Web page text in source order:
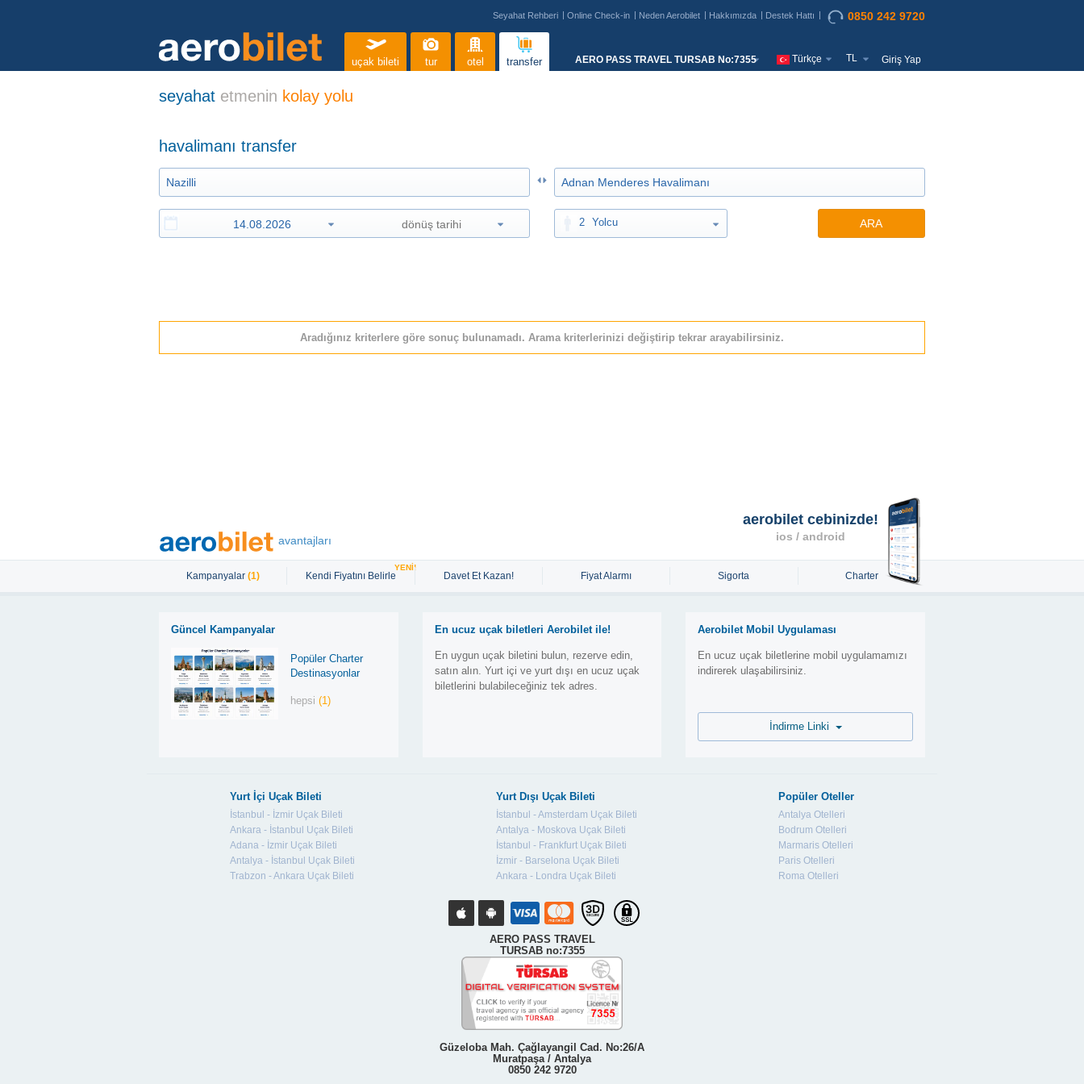
Seyahat Rehberi Online Check-in Neden Aerobilet Hakkımızda Destek Hattı 0850 242 9720
uçak bileti tur otel transfer AERO PASS TRAVEL TURSAB No:7355 Türkçe TL Giriş Yap
seyahat etmenin kolay yolu
havalimanı transfer
2 Yolcu ARA
Aradığınız kriterlere göre sonuç bulunamadı. Arama kriterlerinizi değiştirip tekrar arayabilirsiniz.
avantajları
Kampanyalar (1) Kendi Fiyatını Belirle
YENİ!
Davet Et Kazan! Fiyat Alarmı Sigorta Charter
Güncel Kampanyalar
Popüler Charter
Destinasyonlar
hepsi(1)
En ucuz uçak biletleri Aerobilet ile!
En uygun uçak biletini bulun, rezerve edin,
satın alın. Yurt içi ve yurt dışı en ucuz uçak
biletlerini bulabileceğiniz tek adres.
aerobilet cebinizde!
ios / android
Aerobilet Mobil Uygulaması
En ucuz uçak biletlerine mobil uygulamamızı
indirerek ulaşabilirsiniz.
Yurt İçi Uçak Bileti
İstanbul - İzmir Uçak Bileti
Ankara - İstanbul Uçak Bileti
Adana - İzmir Uçak Bileti
Antalya - İstanbul Uçak Bileti
Trabzon - Ankara Uçak Bileti
Yurt Dışı Uçak Bileti
İstanbul - Amsterdam Uçak Bileti
Antalya - Moskova Uçak Bileti
İstanbul - Frankfurt Uçak Bileti
İzmir - Barselona Uçak Bileti
Ankara - Londra Uçak Bileti
Popüler Oteller
Antalya Otelleri
Bodrum Otelleri
Marmaris Otelleri
Paris Otelleri
Roma Otelleri
AERO PASS TRAVEL
TURSAB no:7355
Güzeloba Mah. Çağlayangil Cad. No:26/A
Muratpaşa / Antalya
0850 242 9720